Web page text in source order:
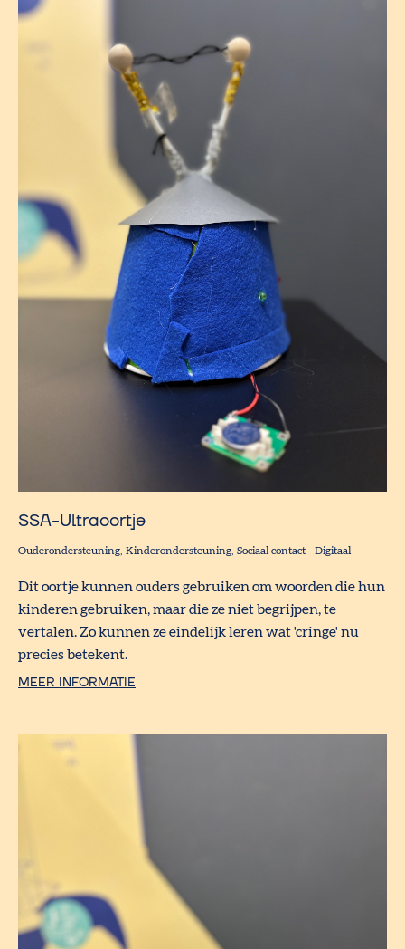
SSA-Ultraoortje
Ouderondersteuning Kinderondersteuning Sociaal contact - Digitaal
Dit oortje kunnen ouders gebruiken om woorden die hun
kinderen gebruiken, maar die ze niet begrijpen, te
vertalen. Zo kunnen ze eindelijk leren wat 'cringe' nu
precies betekent.
MEER INFORMATIE